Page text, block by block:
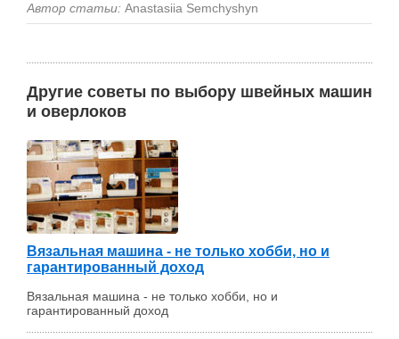
Автор статьи: Anastasiia Semchyshyn
Другие советы по выбору швейных машин
и оверлоков
Вязальная машина - не только хобби, но и
гарантированный доход
Вязальная машина - не только хобби, но и
гарантированный доход